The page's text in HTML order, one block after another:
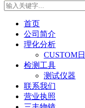
首页
公司简介
理化分析
CUSTOM
检测工具
测试仪器
联系我们
营业执照